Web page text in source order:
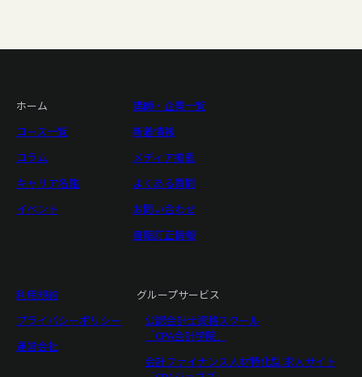
ホーム
コース一覧
コラム
キャリア名鑑
イベント
講師・企業一覧
新着情報
メディア掲載
よくある質問
お問い合わせ
書籍訂正情報
利用規約
プライバシーポリシー
運営会社
グループサービス
公認会計士資格スクール
「CPA会計学院」
会計ファイナンス人材特化型 求人サイト